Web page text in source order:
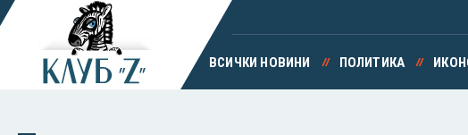
ВСИЧКИ НОВИНИ ПОЛИТИКА